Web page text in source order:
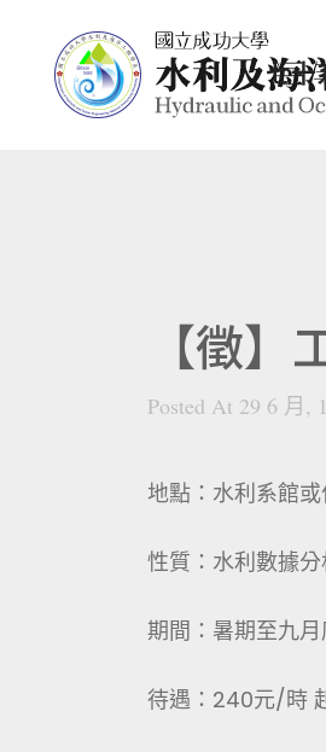
七十
【徵】
Posted At 29 6 月,
地點：水利系館
性質：水利數據
期間：暑期至九月
待遇：240元/時